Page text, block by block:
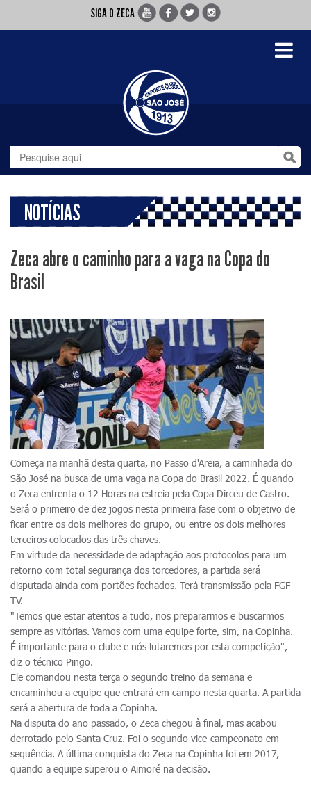
SIGA O ZECA
Toggle
NOTÍCIAS
Zeca abre o caminho para a vaga na Copa do
Brasil
Começa na manhã desta quarta, no Passo d'Areia, a caminhada do
São José na busca de uma vaga na Copa do Brasil 2022. É quando
o Zeca enfrenta o 12 Horas na estreia pela Copa Dirceu de Castro.
Será o primeiro de dez jogos nesta primeira fase com o objetivo de
ficar entre os dois melhores do grupo, ou entre os dois melhores
terceiros colocados das três chaves.
Em virtude da necessidade de adaptação aos protocolos para um
retorno com total segurança dos torcedores, a partida será
disputada ainda com portões fechados. Terá transmissão pela FGF
TV.
"Temos que estar atentos a tudo, nos prepararmos e buscarmos
sempre as vitórias. Vamos com uma equipe forte, sim, na Copinha.
É importante para o clube e nós lutaremos por esta competição",
diz o técnico Pingo.
Ele comandou nesta terça o segundo treino da semana e
encaminhou a equipe que entrará em campo nesta quarta. A partida
será a abertura de toda a Copinha.
Na disputa do ano passado, o Zeca chegou à final, mas acabou
derrotado pelo Santa Cruz. Foi o segundo vice-campeonato em
sequência. A última conquista do Zeca na Copinha foi em 2017,
quando a equipe superou o Aimoré na decisão.